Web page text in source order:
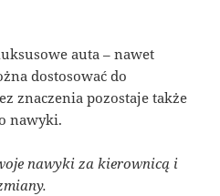
auta – nawet
dostosować do
znaczenia pozostaje także
nawyki.
nawyki za kierownicą i